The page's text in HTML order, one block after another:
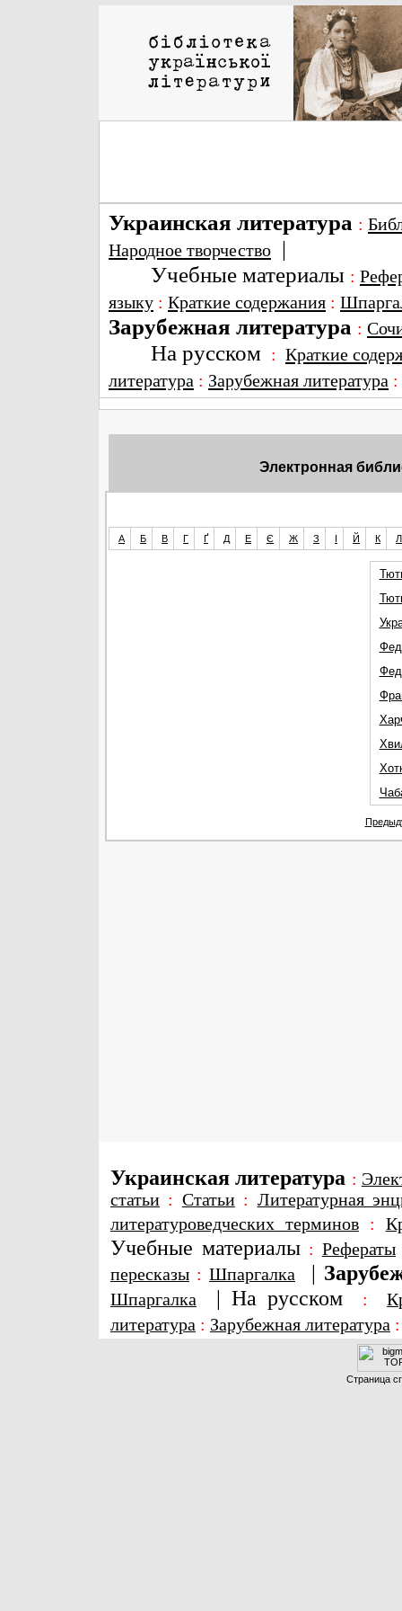
Украинская литература :
Народное творчество |
Учебные материалы :
языку : Краткие содержания :
Зарубежная литература :
На русском : Краткие
литература : Зарубежная литература
Электронная
А Б В Г Ґ Д Е Є Ж З І Й К Л
Украинская литература :
статьи : Статьи: Литературная
литературоведческих терминов:
Учебные материалы : Рефераты
пересказы : Шпаргалка |
Шпаргалка | На русском :
литература : Зарубежная литература
Страница